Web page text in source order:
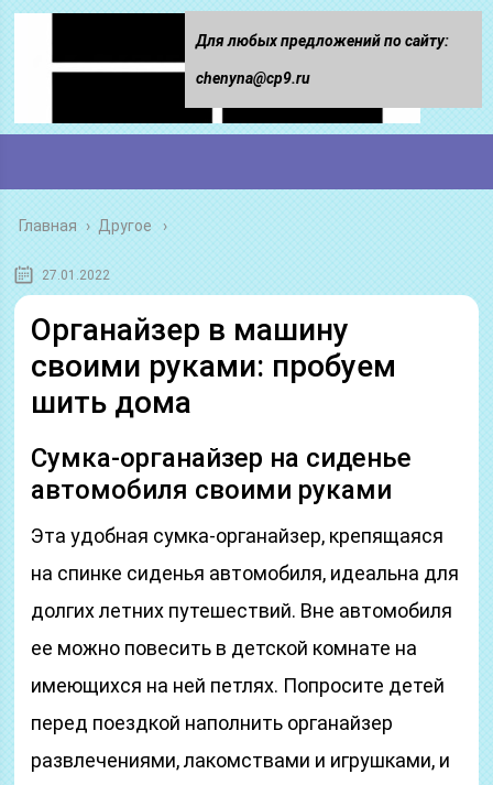
Главная › Другое
27.01.2022
Органайзер в машину
своими руками: пробуем
шить дома
Cумка-органайзер на сиденье
автомобиля своими руками
Эта удобная сумка-органайзер, крепящаяся
на спинке сиденья автомобиля, идеальна для
долгих летних путешествий. Вне автомобиля
ее можно повесить в детской комнате на
имеющихся на ней петлях. Попросите детей
перед поездкой наполнить органайзер
развлечениями, лакомствами и игрушками, и
Для любых предложений по сайту:
chenyna@cp9.ru